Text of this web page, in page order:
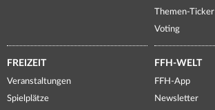
Themen-Ticker
Voting
FREIZEIT
Veranstaltungen
Spielplätze
FFH-WELT
FFH-App
Newsletter